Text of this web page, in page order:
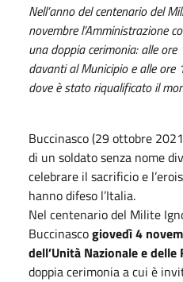
Nell’anno del centenario del
novembre l’Amministrazione
una doppia cerimonia: alle
davanti al Municipio e alle ore
dove è stato riqualificato il
Buccinasco (29 ottobre
di un soldato senza nome
celebrare il sacrificio e
hanno difeso l’Italia.
Nel centenario del Milite
Buccinascogiovedì 4
dell’Unità Nazionale e delle
doppia cerimonia a cui è